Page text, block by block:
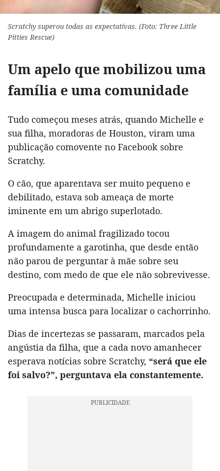
Scratchy superou todas as expectativas. (Foto: Three Little
Pitties Rescue)
Um apelo que mobilizou uma
família e uma comunidade
Tudo começou meses atrás, quando Michelle e
sua filha, moradoras de Houston, viram uma
publicação comovente no Facebook sobre
Scratchy.
O cão, que aparentava ser muito pequeno e
debilitado, estava sob ameaça de morte
iminente em um abrigo superlotado.
A imagem do animal fragilizado tocou
profundamente a garotinha, que desde então
não parou de perguntar à mãe sobre seu
destino, com medo de que ele não sobrevivesse.
Preocupada e determinada, Michelle iniciou
uma intensa busca para localizar o cachorrinho.
Dias de incertezas se passaram, marcados pela
angústia da filha, que a cada novo amanhecer
esperava notícias sobre Scratchy, “será que ele
foi salvo?”, perguntava ela constantemente.